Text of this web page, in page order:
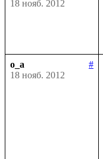
18 нояб. 2012
o_a
#
18 нояб. 2012